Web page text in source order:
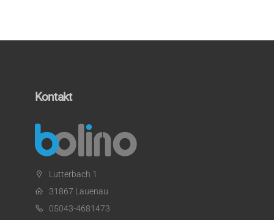
Kontakt
Lutterbach 1
31867 Lauenau
05043-4681473